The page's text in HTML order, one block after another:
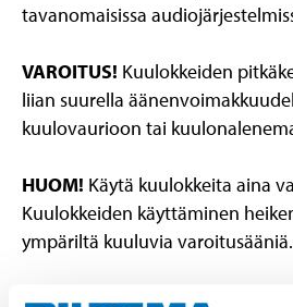
tavanomaisissa
VAROITUS! Kuulokkeiden
liian suurella
kuulovaurioon tai
HUOM! Käytä kuulokkeita aina
Kuulokkeiden käyttäminen
ympäriltä kuuluvia varoitusääniä.